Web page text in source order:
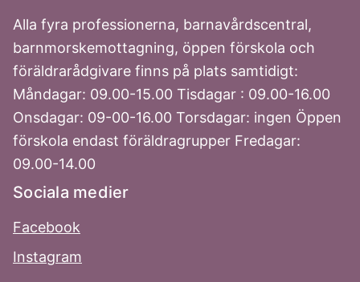
Alla fyra professionerna, barnavårdscentral,
barnmorskemottagning, öppen förskola och
föräldrarådgivare finns på plats samtidigt:
Måndagar: 09.00-15.00 Tisdagar : 09.00-16.00
Onsdagar: 09-00-16.00 Torsdagar: ingen Öppen
förskola endast föräldragrupper Fredagar:
09.00-14.00
Sociala medier
Facebook
Instagram